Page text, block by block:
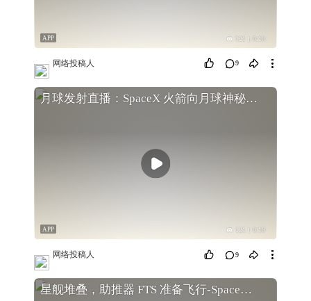
121 0:10
APP
网络投稿人 9
月球发射直播：SpaceX 火箭向月球神秘南极发射
121 0:10
APP
网络投稿人 9
星舰堆叠，助推器 FTS 准备飞行-SpaceX Boca Chica